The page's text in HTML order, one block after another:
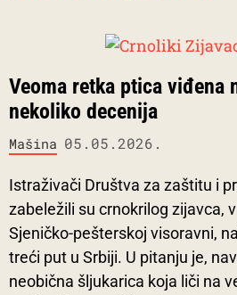
Veoma retka ptica viđena
nekoliko decenija
Mašina 05.05.2026.
Istraživači Društva za zaštitu i
zabeležili su crnokrilog zijavca,
Sjeničko-pešterskoj visoravni,
treći put u Srbiji. U pitanju je,
neobična šljukarica koja liči na